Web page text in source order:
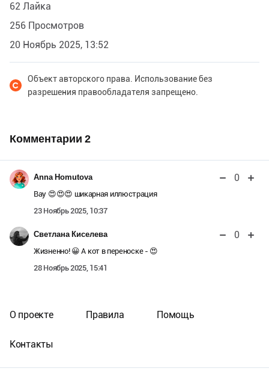
62 Лайка
256 Просмотров
20 Ноябрь 2025, 13:52
Объект авторского права. Использование без
разрешения правообладателя запрещено.
Комментарии 2
Anna Homutova 0
Вау 😍😍😍 шикарная иллюстрация
23 Ноябрь 2025, 10:37
Светлана Киселева 0
Жизненно! 😀 А кот в переноске - 😍
28 Ноябрь 2025, 15:41
О проекте Правила Помощь
Контакты